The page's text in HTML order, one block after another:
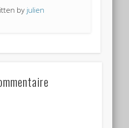
by julien